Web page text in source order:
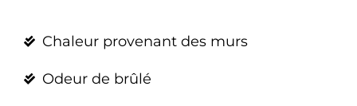
Chaleur provenant des murs
Odeur de brûlé